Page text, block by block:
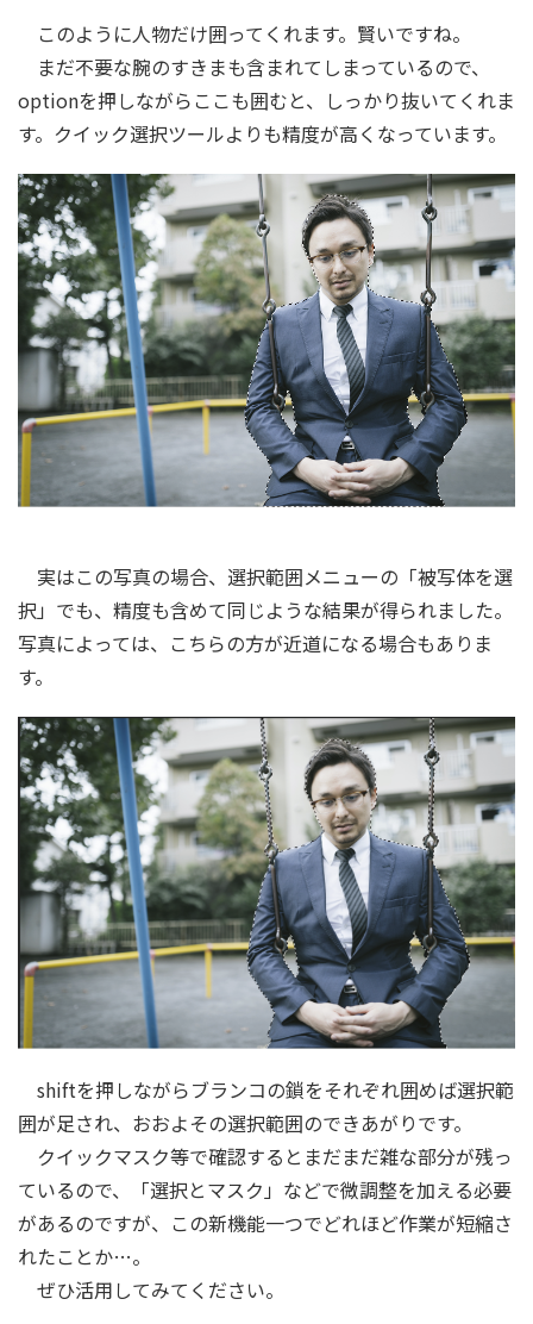
このように人物だけ囲ってくれます。賢いですね。
まだ不要な腕のすきまも含まれてしまっているので、
optionを押しながらここも囲むと、しっかり抜いてくれま
す。クイック選択ツールよりも精度が高くなっています。
実はこの写真の場合、選択範囲メニューの「被写体を選
択」でも、精度も含めて同じような結果が得られました。
写真によっては、こちらの方が近道になる場合もありま
す。
shiftを押しながらブランコの鎖をそれぞれ囲めば選択範
囲が足され、おおよその選択範囲のできあがりです。
クイックマスク等で確認するとまだまだ雑な部分が残っ
ているので、「選択とマスク」などで微調整を加える必要
があるのですが、この新機能一つでどれほど作業が短縮さ
れたことか…。
ぜひ活用してみてください。